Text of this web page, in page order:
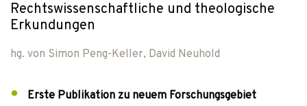
Rechtswissenschaftliche und theologische
Erkundungen
hg. von Simon Peng-Keller, David Neuhold
Erste Publikation zu neuem Forschungsgebiet